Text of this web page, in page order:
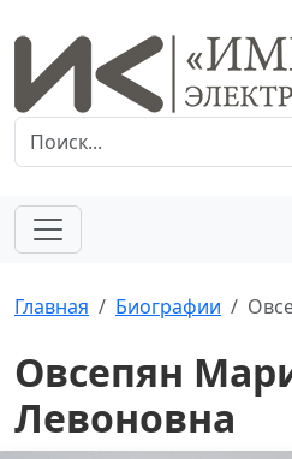
Главная Биографии
Овсепян
Левоновна